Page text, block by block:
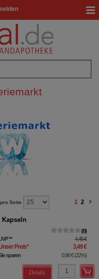
pro Seite 1 2
Kapseln
0
** 4,45 €
Preis* 3,49 €
sparen 0,96 €(22%)
Details